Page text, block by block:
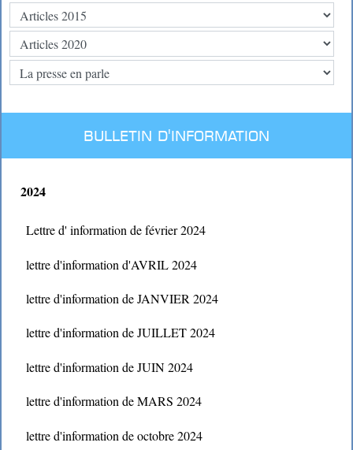
BULLETIN D'INFORMATION
2024
Lettre d' information de février 2024
lettre d'information d'AVRIL 2024
lettre d'information de JANVIER 2024
lettre d'information de JUILLET 2024
lettre d'information de JUIN 2024
lettre d'information de MARS 2024
lettre d'information de octobre 2024